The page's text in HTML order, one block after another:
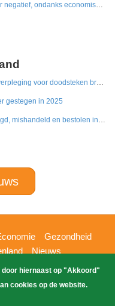
CBS: Ondernemersvertrouwen minder negatief, ondanks economische onzekerheid
Celstraf van 6 jaar en tbs met dwangverpleging voor doodsteken broer in Gouda
gestegen in 2025
Bewoner vannacht overvallen, bedreigd, mishandeld en bestolen in Leidschendam
Gezondheid
Nieuws
Weekoverzicht
Nieuws 2026gehost
door hiernaast op "Akkoord"
cookies op de website.